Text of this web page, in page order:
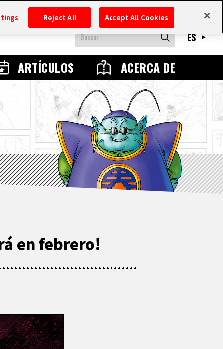
ARTÍCULOS ACERCA DE
ES
en febrero!
Reject All Accept All Cookies